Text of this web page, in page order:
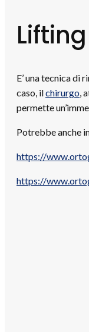
E’ una tecnica di
caso, ilchirurgo,
permette
Potrebbe anche
https://
https://